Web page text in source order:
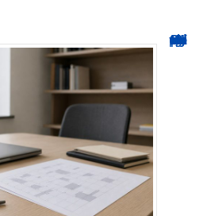
Hyperplanning INSA CVL : comment suivre votre planning ?